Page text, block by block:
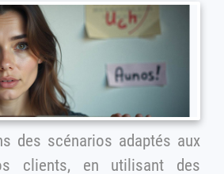
adaptés aux
clients, en utilisant des